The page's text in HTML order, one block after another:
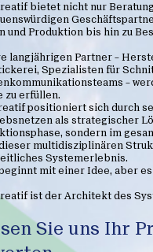
bietet nicht nur
und Produktion bis hin zu
langjährigen Partner –
Spezialisten für
–
zu erfüllen.
positioniert sich durch
als strategischer
sondern im
multidisziplinären
Systemerlebnis.
mit einer Idee, aber
ist der Architekt des
Sie uns Ihr